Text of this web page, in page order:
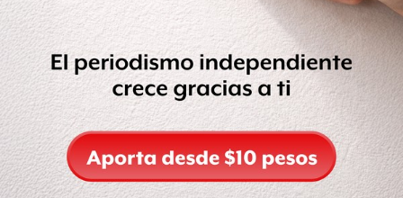
estudiantil chilena, Camila Vallejo, estuvo de visita en
México donde se reunió con diversas organizaciones de
la UAM, UNAM y otras instituciones.
Juilieta Venegas, Tex Tex y Natalia Lafourcade ofrecieron
un concierto en el Zócalo de la Ciudad de México en
apoyo al movimiento “Yo soy 132”.El presidente Felipe
Calderón Hinojosa participó en el Rethinking G-20
“Diseñando el futuro” que tuvo lugar en Los Cabos, Baja